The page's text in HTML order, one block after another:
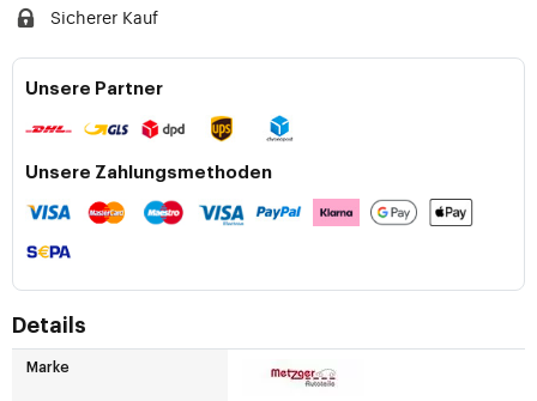
Sicherer Kauf
Unsere Partner
Unsere Zahlungsmethoden
Details
Marke